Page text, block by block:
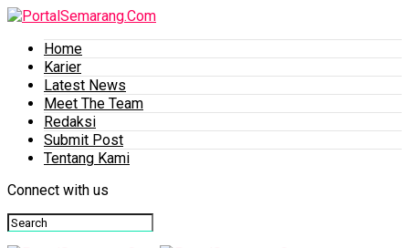
Home
Karier
Latest News
Meet The Team
Redaksi
Submit Post
Tentang Kami
Connect with us